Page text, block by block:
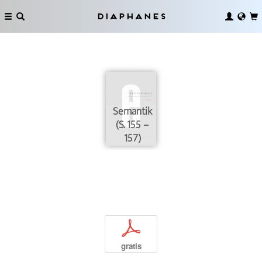
Diaphanes
Semantik
(S. 155 –
157)
p
gratis